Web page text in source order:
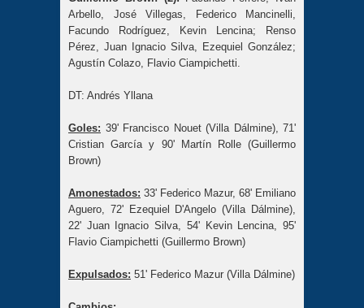
Arbello, José Villegas, Federico Mancinelli,
Facundo Rodríguez, Kevin Lencina; Renso
Pérez, Juan Ignacio Silva, Ezequiel González;
Agustín Colazo, Flavio Ciampichetti.
DT: Andrés Yllana
Goles: 39' Francisco Nouet (Villa Dálmine), 71'
Cristian García y 90' Martín Rolle (Guillermo
Brown)
Amonestados: 33' Federico Mazur, 68' Emiliano
Aguero, 72' Ezequiel D'Angelo (Villa Dálmine),
22' Juan Ignacio Silva, 54' Kevin Lencina, 95'
Flavio Ciampichetti (Guillermo Brown)
Expulsados: 51' Federico Mazur (Villa Dálmine)